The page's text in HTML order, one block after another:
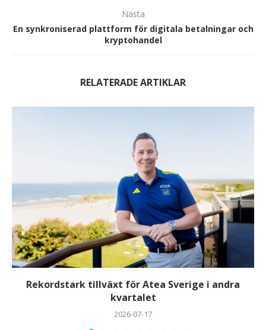
Nästa
En synkroniserad plattform för digitala betalningar och
kryptohandel
RELATERADE ARTIKLAR
Rekordstark tillväxt för Atea Sverige i andra
kvartalet
2026-07-17